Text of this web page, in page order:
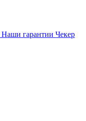
Наши гарантии Чекер